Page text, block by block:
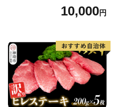
10,000円